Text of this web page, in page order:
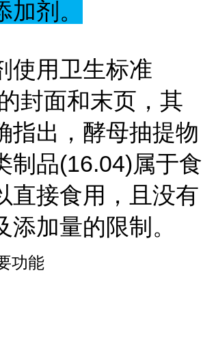
剂。
使用卫生标准
封面和末页，其
指出，酵母抽提物
制品(16.04)属于食
直接食用，且没有
添加量的限制。
功能